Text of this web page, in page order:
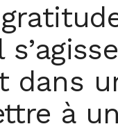
dans
à